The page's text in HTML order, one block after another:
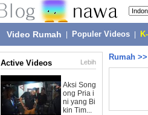
Video Rumah Populer Videos
Active Videos Lebih
Aksi Song
ong Pria i
ni yang Bi
kin Tim...
Rumah >>